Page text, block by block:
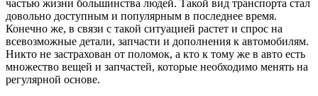
частью жизни большинства людей. Такой вид транспорта стал
довольно доступным и популярным в последнее время.
Конечно же, в связи с такой ситуацией растет и спрос на
всевозможные детали, запчасти и дополнения к автомобилям.
Никто не застрахован от поломок, а кто к тому же в авто есть
множество вещей и запчастей, которые необходимо менять на
регулярной основе.